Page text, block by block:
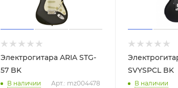
Электрогитара ARIA STG-
57 BK
В наличии Арт.: mz004478
SVYSPCL BK
В наличии